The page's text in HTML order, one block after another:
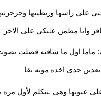
علي راسها وربطيتها
وانا مطمن عليكي علي الاخر
ماما اول ما شافته فضلت
بعدين جدي اخده موته بقا
عيونها وهي بتتكلم لأول